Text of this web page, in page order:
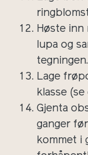
Høste inn
lupa og
tegningen.
Lage
klasse
Gjenta
ganger
kommet i